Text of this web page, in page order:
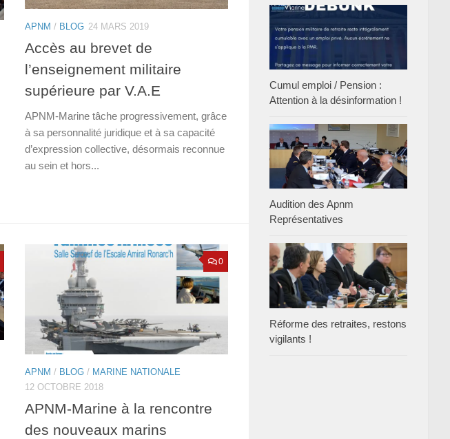
APNM / BLOG 24 MARS 2019
Accès au brevet de
l’enseignement militaire
supérieure par V.A.E
APNM-Marine tâche progressivement, grâce
à sa personnalité juridique et à sa capacité
d’expression collective, désormais reconnue
au sein et hors...
0
APNM / BLOG / MARINE NATIONALE
12 OCTOBRE 2018
APNM-Marine à la rencontre
des nouveaux marins
Cumul emploi / Pension :
Attention à la désinformation !
Audition des Apnm
Représentatives
Réforme des retraites, restons
vigilants !